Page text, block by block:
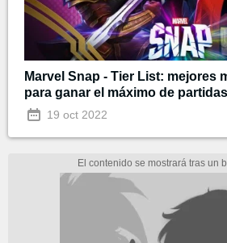
Marvel Snap - Tier List: mejores
para ganar el máximo de partidas
19 oct 2022